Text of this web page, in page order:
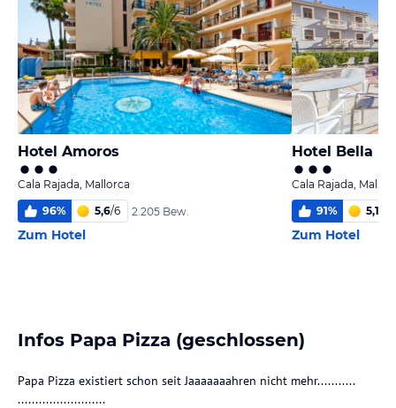
Hotel Amoros
Cala Rajada, Mallorca
96% 5,6/6 2.205 Bew.
Zum Hotel
Hotel Bella
Cala Rajada,
91% 5,1
Zum Hotel
Infos Papa Pizza (geschlossen)
Papa Pizza existiert schon seit Jaaaaaaahren nicht mehr...........
.........................